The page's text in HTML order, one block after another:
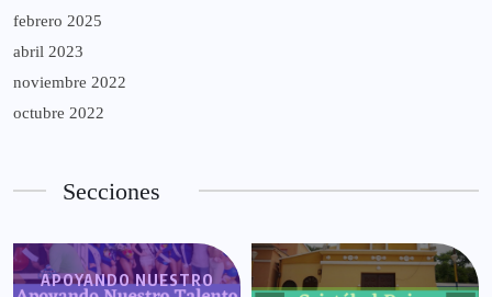
febrero 2025
abril 2023
noviembre 2022
octubre 2022
Secciones
APOYANDO NUESTRO